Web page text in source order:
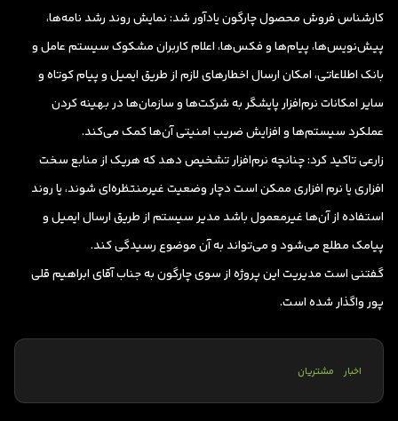
کارشناس فروش محصول چارگون یادآور شد: نمایش روند رشد نامه‌ها،
پیش‌نویس‌ها، پیام‌ها و فکس‌ها، اعلام کاربران مشکوک سیستم عامل و
بانک اطلاعاتی، امکان ارسال اخطارهای لازم از طریق ایمیل و پیام کوتاه و
سایر امکانات نرم‌افزار پایشگر به شرکت‌ها و سازمان‌ها در بهینه کردن
عملکرد سیستم‌ها و افزایش ضریب امنیتی آن‌ها کمک می‌کند.
زارعی تاکید کرد: چنانچه نرم‌افزار تشخیص دهد که هریک از منابع سخت
افزاری یا نرم افزاری ممکن است دچار وضعیت غیرمنتظره‌ای شوند، یا روند
استفاده از آن‌ها غیرمعمول باشد مدیر سیستم از طریق ارسال ایمیل و
پیامک مطلع می‌شود و می‌تواند به آن موضوع رسیدگی کند.
گفتنی است مدیریت این پروژه از سوی چارگون به جناب آقای ابراهیم قلی
پور واگذار شده است.
اخبار مشتریان